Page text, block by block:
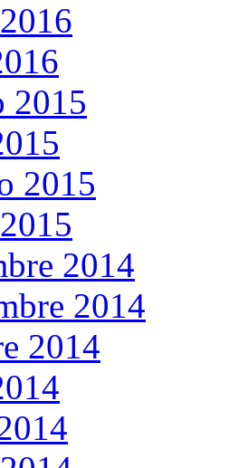
2015
2015
2014
2014
2014